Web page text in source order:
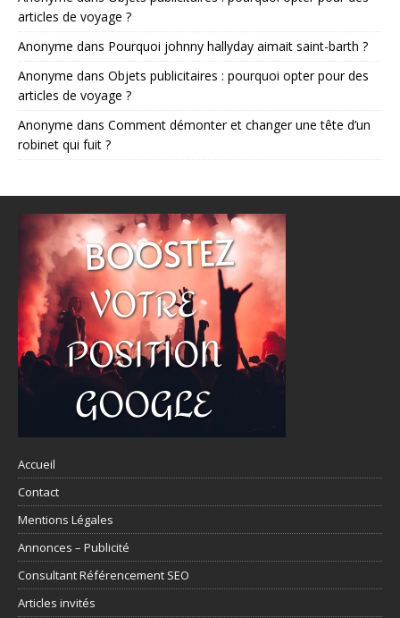
articles de voyage ?
Anonyme dans Pourquoi johnny hallyday aimait saint-barth ?
Anonyme dans Objets publicitaires : pourquoi opter pour des
articles de voyage ?
Anonyme dans Comment démonter et changer une tête d’un
robinet qui fuit ?
Accueil
Contact
Mentions Légales
Annonces – Publicité
Consultant Référencement SEO
Articles invités